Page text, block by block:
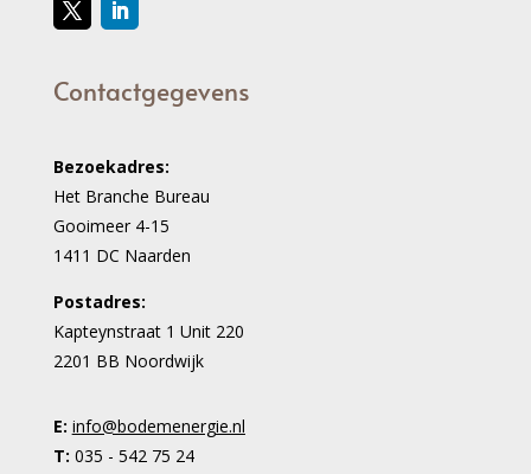
Contactgegevens
Bezoekadres:
Het Branche Bureau
Gooimeer 4-15
1411 DC Naarden
Postadres:
Kapteynstraat 1 Unit 220
2201 BB Noordwijk
E: info@bodemenergie.nl
T: 035 - 542 75 24